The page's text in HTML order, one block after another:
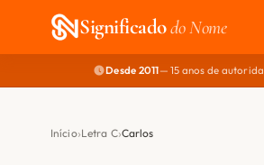
Significadodo Nome
Desde 2011— 15 anos de
Início Letra C Carlos